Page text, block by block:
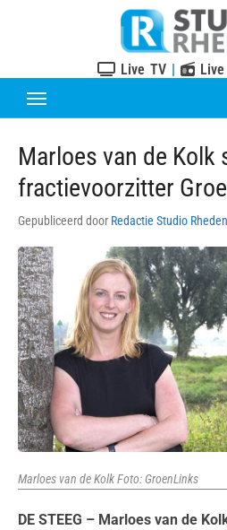
Live TV |
Marloes van de Kolk
fractievoorzitter
Gepubliceerd door Redactie Studio Rheden
Marloes van de Kolk Foto: GroenLinks
DE STEEG – Marloes van de